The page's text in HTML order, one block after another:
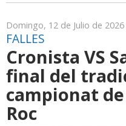
Domingo, 12 de Julio de 2026
FALLES
Cronista VS
final del
campionat
Roc